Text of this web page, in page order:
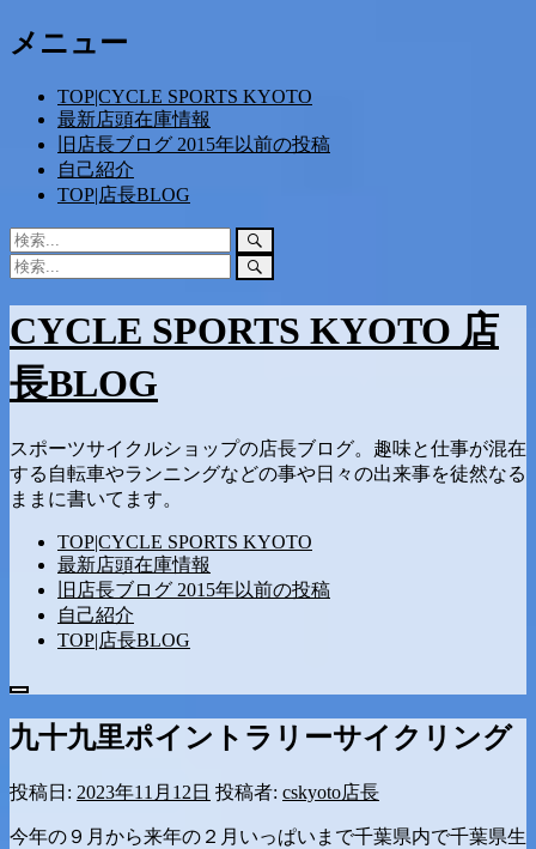
コ
ン
ッ
プ
メニュー
TOP|CYCLE SPORTS KYOTO
最新店頭在庫情報
旧店長ブログ 2015年以前の投稿
自己紹介
TOP|店長BLOG
検
索:
検
索
開
始
検
検
開
始
CYCLE SPORTS KYOTO 店
長BLOG
スポーツサイクルショップの店長ブログ。趣味と仕事が混在
する自転車やランニングなどの事や日々の出来事を徒然なる
ままに書いてます。
TOP|CYCLE SPORTS KYOTO
最新店頭在庫情報
旧店長ブログ 2015年以前の投稿
自己紹介
TOP|店長BLOG
メ
ニ
ュ
九十九里ポイントラリーサイクリング
投稿日: 2023年11月12日 投稿者: cskyoto店長
今年の９月から来年の２月いっぱいまで千葉県内で千葉県生